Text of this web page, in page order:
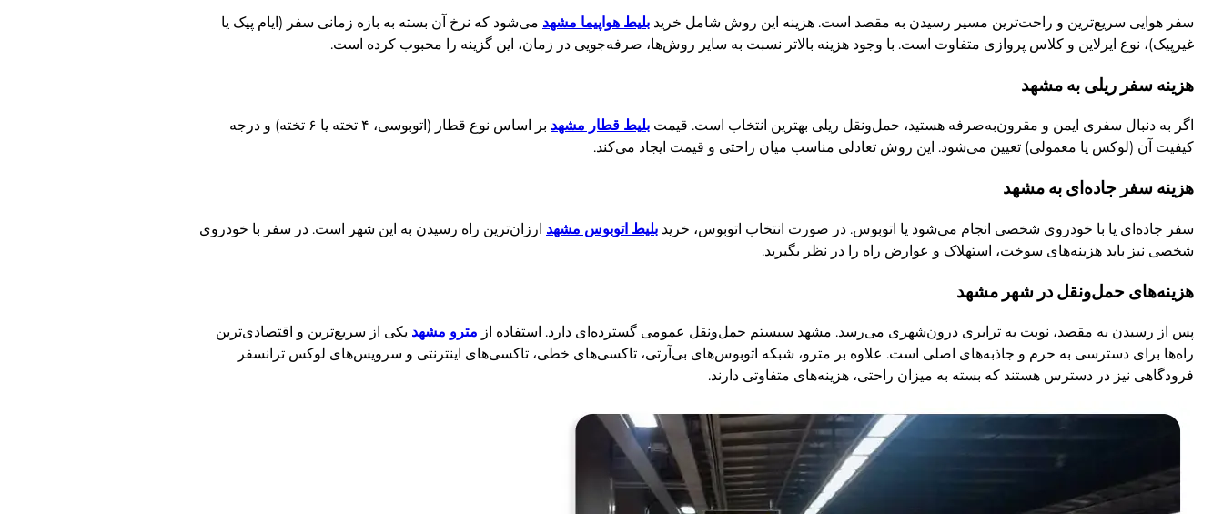
سفر هوایی سریع‌ترین و راحت‌ترین مسیر رسیدن به مقصد است. هزینه این روش شامل خرید بلیط هواپیما مشهد می‌شود که نرخ آن بسته به بازه زمانی سفر (ایام پیک یا
غیرپیک)، نوع ایرلاین و کلاس پروازی متفاوت است. با وجود هزینه بالاتر نسبت به سایر روش‌ها، صرفه‌جویی در زمان، این گزینه را محبوب کرده است.
هزینه سفر ریلی به مشهد
اگر به دنبال سفری ایمن و مقرون‌به‌صرفه هستید، حمل‌ونقل ریلی بهترین انتخاب است. قیمت بلیط قطار مشهد
بر اساس نوع قطار (اتوبوسی، ۴ تخته یا ۶ تخته) و درجه
کیفیت آن (لوکس یا معمولی) تعیین می‌شود. این روش تعادلی مناسب میان راحتی و قیمت ایجاد می‌کند.
هزینه سفر جاده‌ای به مشهد
سفر جاده‌ای یا با خودروی شخصی انجام می‌شود یا اتوبوس. در صورت انتخاب اتوبوس، خرید بلیط اتوبوس مشهد ارزان‌ترین راه رسیدن به این شهر است. در سفر با خودروی
شخصی نیز باید هزینه‌های سوخت، استهلاک و عوارض راه را در نظر بگیرید.
هزینه‌های حمل‌ونقل در شهر مشهد
پس از رسیدن به مقصد، نوبت به ترابری درون‌شهری می‌رسد. مشهد سیستم حمل‌ونقل عمومی گسترده‌ای دارد. استفاده از مترو مشهد یکی از سریع‌ترین و اقتصادی‌ترین
راه‌ها برای دسترسی به حرم و جاذبه‌های اصلی است. علاوه بر مترو، شبکه‌ اتوبوس‌های بی‌آر‌تی، تاکسی‌های خطی، تاکسی‌های اینترنتی و سرویس‌های لوکس ترانسفر
فرودگاهی نیز در دسترس هستند که بسته به میزان راحتی، هزینه‌های متفاوتی دارند.